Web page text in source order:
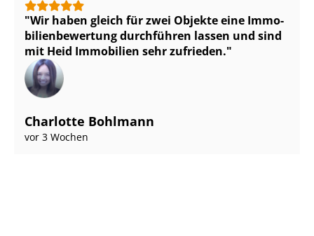
Wir haben gleich für zwei Objekte eine Im­mo­
bi­li­en­be­wer­tung durchführen lassen und sind
mit Heid Immobilien sehr zufrieden.
Charlotte Bohlmann
vor 3 Wochen